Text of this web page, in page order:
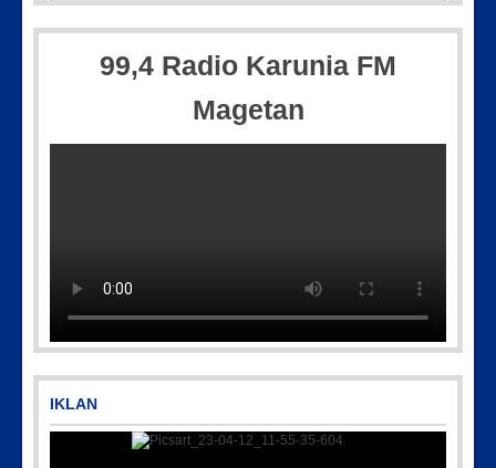
IMG_20180718_182608
99,4 Radio Karunia FM
Magetan
IKLAN